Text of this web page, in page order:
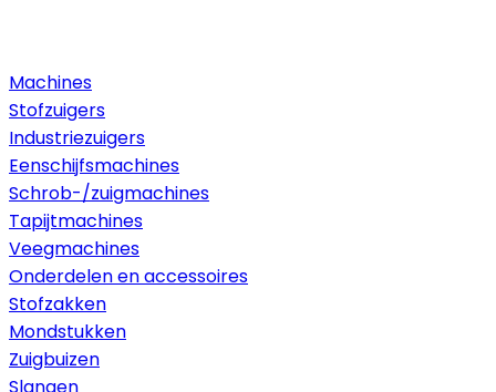
Machines
Stofzuigers
Industriezuigers
Eenschijfsmachines
Schrob-/zuigmachines
Tapijtmachines
Veegmachines
Onderdelen en accessoires
Stofzakken
Mondstukken
Zuigbuizen
Slangen